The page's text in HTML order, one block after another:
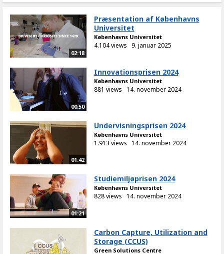
02:18
Præsentation af Københavns
Universitet
Københavns Universitet
4.104 views 9. januar 2025
00:50
Innovationsprisen 2024
Københavns Universitet
881 views 14. november 2024
01:42
Undervisningsprisen 2024
Københavns Universitet
1.913 views 14. november 2024
01:21
Studiemiljøprisen 2024
Københavns Universitet
828 views 14. november 2024
Carbon Capture, Utilization and
Storage (CCUS)
Green Solutions Centre